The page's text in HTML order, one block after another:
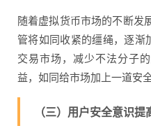
随着虚拟货币市场的不断发
管将如同收紧的缰绳，逐渐
交易市场，减少不法分子
益，如同给市场加上一道安
（三）用户安全意识提